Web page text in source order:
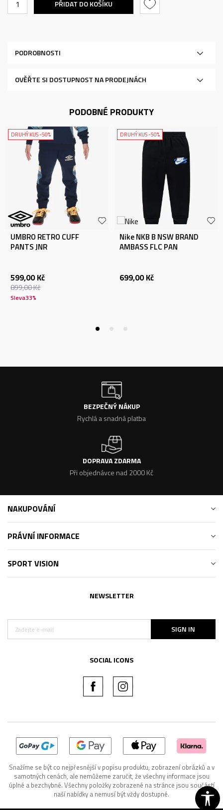
PŘIDAT DO KOŠÍKU
PODROBNOSTI
OVĚŘTE SI DOSTUPNOST NA PRODEJNÁCH
PODOBNÉ PRODUKTY
DRUHÝ KUS -50%
UMBRO RETRO CUFF
PANTS JNR
599,00 Kč
899,00Kč
Sleva33%
DRUHÝ KUS -50%
Nike NKB B NSW BRAND
AMBASS FLC PAN
699,00 Kč
BEZPEČNÝ NÁKUP
Rychlá a snadná platba
DOPRAVA ZDARMA
Při objednávce nad 2000 Kč
NAKUPOVÁNÍ
PRÁVNÍ INFORMACE
SPORT VISION
NEWSLETTER
SIGN IN
SOCIAL ICONS
Snažíme se být co nejpřesnější v popisu produktu, zobrazení obrázků a v
samotných cenách, ale nemůžeme zaručit, že všechny informace jsou
úplné a bezchybné. Všechny položky zobrazené na stránce jsou součástí
naší nabídky a nemusí být vždy dostupné.